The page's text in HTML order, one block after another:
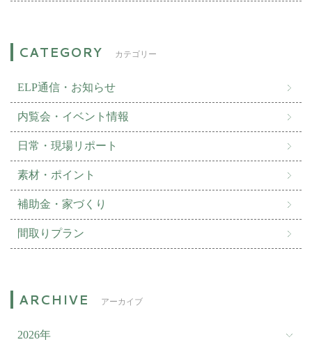
カテゴリー
ELP通信・お知らせ
内覧会・イベント情報
日常・現場リポート
素材・ポイント
補助金・家づくり
間取りプラン
アーカイブ
2026年